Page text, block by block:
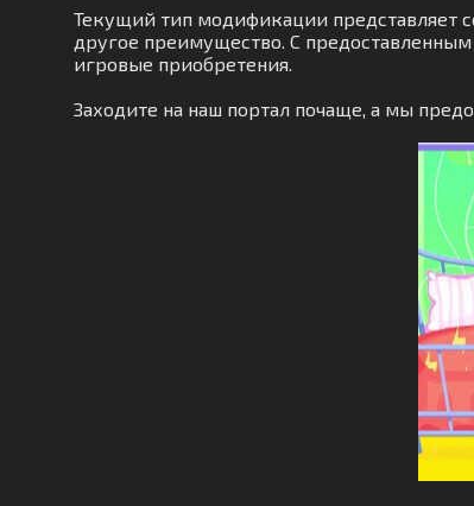
Текущий тип модификации представляет
другое преимущество. С
игровые приобретения.
Заходите на наш портал почаще, а мы